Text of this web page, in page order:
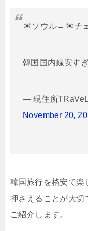
ソウル→ チ
韓国国内線安す
— 現住所
November 20,
韓国旅行を格安で楽
押さえることが大切
ご紹介します。